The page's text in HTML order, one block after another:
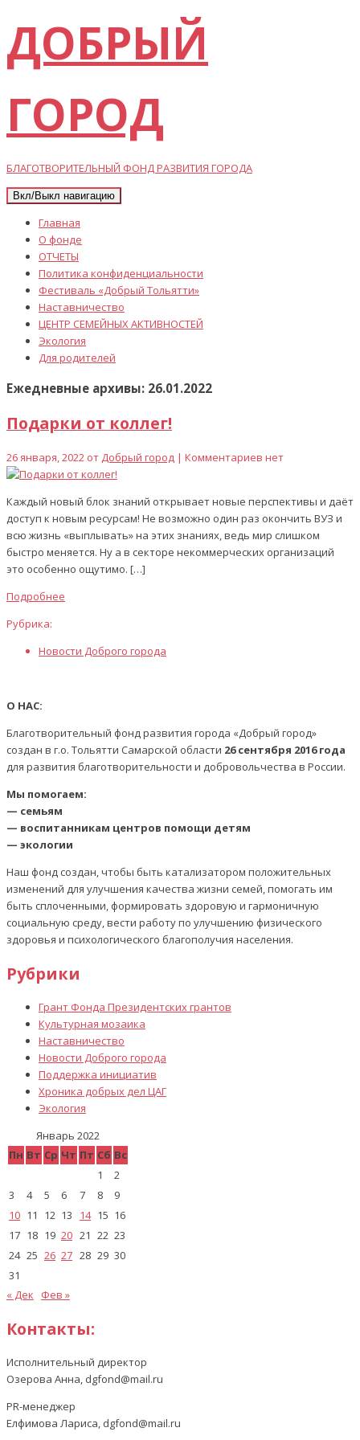
ДОБРЫЙ
ГОРОД
БЛАГОТВОРИТЕЛЬНЫЙ ФОНД РАЗВИТИЯ ГОРОДА
Вкл/Выкл навигацию
Главная
О фонде
ОТЧЕТЫ
Политика конфиденциальности
Фестиваль «Добрый Тольятти»
Наставничество
ЦЕНТР СЕМЕЙНЫХ АКТИВНОСТЕЙ
Экология
Для родителей
Ежедневные архивы: 26.01.2022
Подарки от коллег!
26 января, 2022 от Добрый город | Комментариев нет
Каждый новый блок знаний открывает новые перспективы и даёт
доступ к новым ресурсам! Не возможно один раз окончить ВУЗ и
всю жизнь «выплывать» на этих знаниях, ведь мир слишком
быстро меняется. Ну а в секторе некоммерческих организаций
это особенно ощутимо. […]
Подробнее
Рубрика:
Новости Доброго города
О НАС:
Благотворительный фонд развития города «Добрый город»
создан в г.о. Тольятти Самарской области 26 сентября 2016 года
для развития благотворительности и добровольчества в России.
Мы помогаем:
— семьям
— воспитанникам центров помощи детям
— экологии
Наш фонд создан, чтобы быть катализатором положительных
изменений для улучшения качества жизни семей, помогать им
быть сплоченными, формировать здоровую и гармоничную
социальную среду, вести работу по улучшению физического
здоровья и психологического благополучия населения.
Рубрики
Грант Фонда Президентских грантов
Культурная мозаика
Наставничество
Новости Доброго города
Поддержка инициатив
Хроника добрых дел ЦАГ
Экология
Январь 2022
Пн Вт Ср Чт Пт Сб Вс
1
2
3
4 5 6 7 8
9
10 11 12 13 14 15 16
17 18 19 20 21 22 23
24 25 26 27 28 29 30
31
« Дек
Фев »
Контакты:
Исполнительный директор
Озерова Анна, dgfond@mail.ru
PR-менеджер
Елфимова Лариса, dgfond@mail.ru